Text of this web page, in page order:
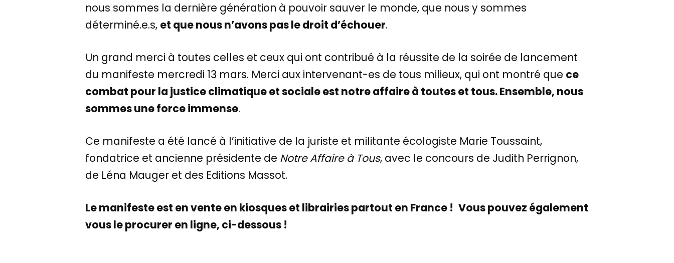
nous sommes la dernière génération à pouvoir sauver le monde, que nous y sommes
déterminé.e.s, et que nous n’avons pas le droit d’échouer.
Un grand merci à toutes celles et ceux qui ont contribué à la réussite de la soirée de lancement
du manifeste mercredi 13 mars. Merci aux intervenant-es de tous milieux, qui ont montré que ce
combat pour la justice climatique et sociale est notre affaire à toutes et tous. Ensemble, nous
sommes une force immense.
Ce manifeste a été lancé à l’initiative de la juriste et militante écologiste Marie Toussaint,
fondatrice et ancienne présidente de Notre Affaire à Tous, avec le concours de Judith Perrignon,
de Léna Mauger et des Editions Massot.
Le manifeste est en vente en kiosques et librairies partout en France ! Vous pouvez également
vous le procurer en ligne, ci-dessous !